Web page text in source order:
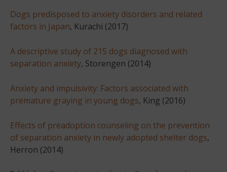
Dogs predisposed to anxiety disorders and related
factors in Japan, Kurachi (2017)
A descriptive study of 215 dogs diagnosed with
separation anxiety, Storengen (2014)
Anxiety and impulsivity: Factors associated with
premature graying in young dogs, King (2016)
Effects of preadoption counseling on the prevention
of separation anxiety in newly adopted shelter dogs,
Herron (2014)